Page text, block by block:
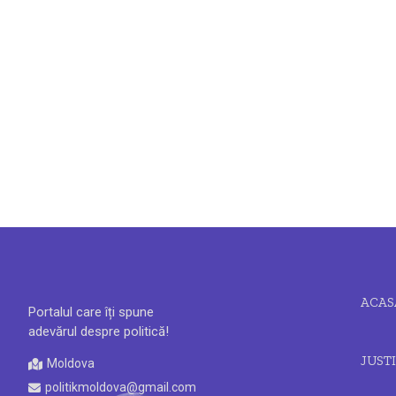
Portalul care îți spune
adevărul despre politică!
Moldova
politikmoldova@gmail.com